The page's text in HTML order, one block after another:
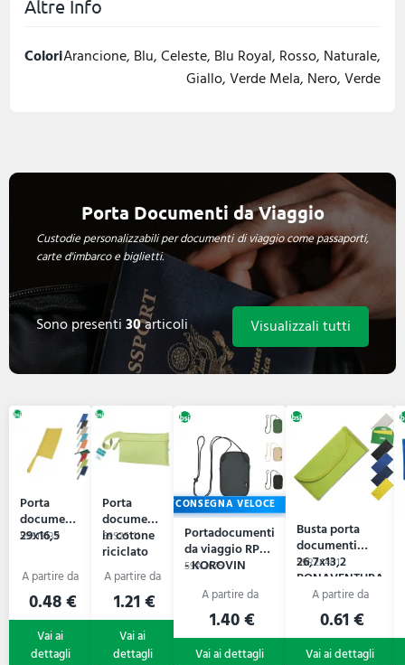
Altre Info
ColoriArancione, Blu, Celeste, Blu Royal, Rosso, Naturale,
Giallo, Verde Mela, Nero, Verde
Porta Documenti da Viaggio
Custodie personalizzabili per documenti di viaggio come passaporti,
carte d'imbarco e biglietti.
Sono presenti30articoli Visualizzali tutti
Porta
documenti
29x16,5
59S19139
0.48 €
Porta
documenti
in cotone
riciclato
certificato
GRS
59S25111
1.21 €
CONSEGNA VELOCE
Portadocumenti
da viaggio RPET
- KOROVIN
59A2675
1.40 €
Busta porta
documenti
26,7x13,2
BONAVENTURA
59R24401
0.61 €